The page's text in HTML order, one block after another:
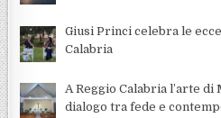
Giusi Princi celebra le
Calabria
A Reggio Calabria l’arte
dialogo tra fede e